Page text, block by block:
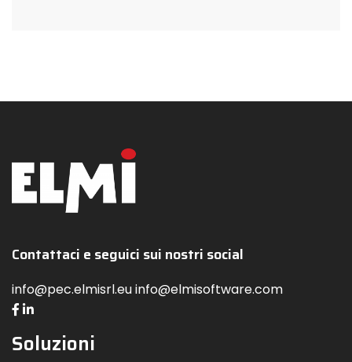
Contattaci e seguici sui nostri social
info@pec.elmisrl.eu info@elmisoftware.com
Soluzioni